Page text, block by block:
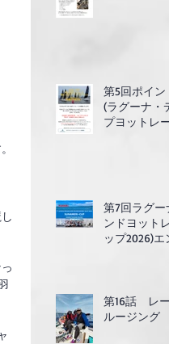
第5回ポイン
(ラグーナ・
プヨットレ
第7回ラグー
ンドヨット
ップ2026)
第16話 レ
ルージング